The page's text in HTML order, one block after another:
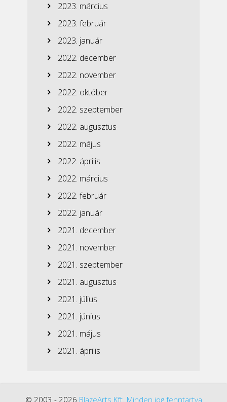
2023. március
2023. február
2023. január
2022. december
2022. november
2022. október
2022. szeptember
2022. augusztus
2022. május
2022. április
2022. március
2022. február
2022. január
2021. december
2021. november
2021. szeptember
2021. augusztus
2021. július
2021. június
2021. május
2021. április
© 2003 - 2026 BlazeArts Kft. Minden jog fenntartva